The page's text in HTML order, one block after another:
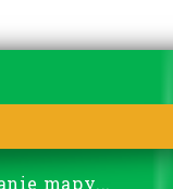
mapy...